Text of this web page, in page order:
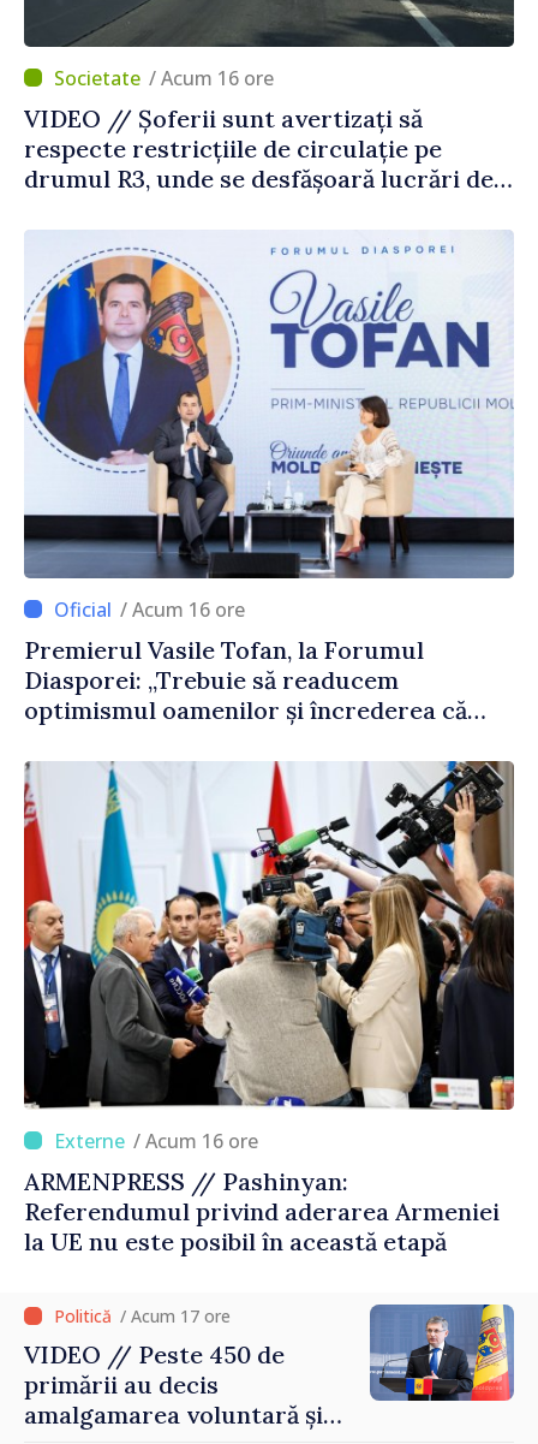
/ Acum 16 ore
VIDEO // Șoferii sunt avertizați să
respecte restricțiile de circulație pe
drumul R3, unde se desfășoară lucrări de
/ Acum 16 ore
Premierul Vasile Tofan, la Forumul
Diasporei: „Trebuie să readucem
optimismul oamenilor și încrederea că
corectă”
/ Acum 16 ore
ARMENPRESS // Pashinyan:
Referendumul privind aderarea Armeniei
la UE nu este posibil în această etapă
/ Acum 17 ore
VIDEO // Peste 450 de
primării au decis
amalgamarea voluntară și